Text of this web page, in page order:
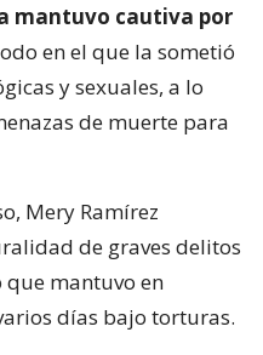
mantuvo cautiva por
en el que la sometió
y sexuales, a lo
de muerte para
Mery Ramírez
de graves delitos
mantuvo en
días bajo torturas.